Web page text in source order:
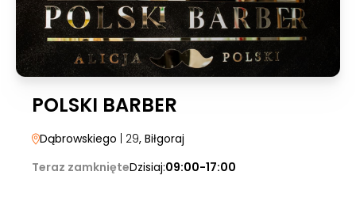
POLSKI BARBER
Dąbrowskiego | 29, Biłgoraj
Teraz zamknięteDzisiaj:09:00-17:00